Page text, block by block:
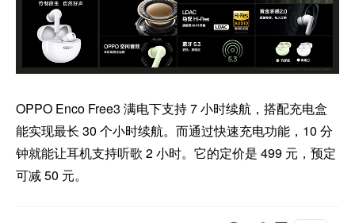
OPPO Enco Free3 满电下支持 7 小时续航，搭配充电盒
能实现最长 30 个小时续航。而通过快速充电功能，10 分
钟就能让耳机支持听歌 2 小时。它的定价是 499 元，预定
可减 50 元。